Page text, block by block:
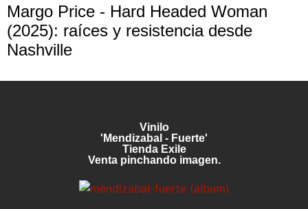
Margo Price - Hard Headed Woman
(2025): raíces y resistencia desde
Nashville
Vinilo
'Mendizabal - Fuerte'
Tienda Exile
Venta pinchando imagen.